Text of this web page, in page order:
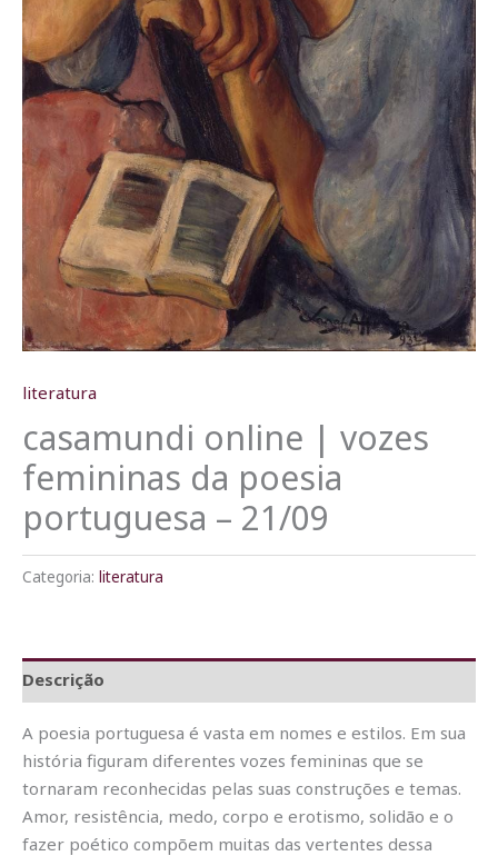
literatura
casamundi online | vozes
femininas da poesia
portuguesa – 21/09
Categoria: literatura
Descrição
A poesia portuguesa é vasta em nomes e estilos. Em sua
história figuram diferentes vozes femininas que se
tornaram reconhecidas pelas suas construções e temas.
Amor, resistência, medo, corpo e erotismo, solidão e o
fazer poético compõem muitas das vertentes dessa